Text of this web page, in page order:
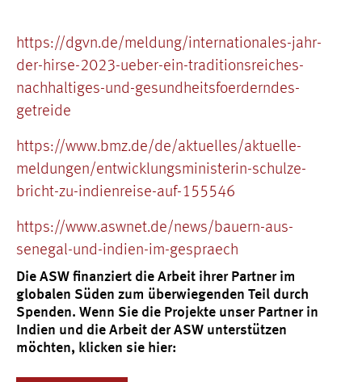
https://dgvn.de/meldung/internationales-jahr-
der-hirse-2023-ueber-ein-traditionsreiches-
nachhaltiges-und-gesundheitsfoerderndes-
getreide
https://www.bmz.de/de/aktuelles/aktuelle-
meldungen/entwicklungsministerin-schulze-
bricht-zu-indienreise-auf-155546
https://www.aswnet.de/news/bauern-aus-
senegal-und-indien-im-gespraech
Die ASW finanziert die Arbeit ihrer Partner im
globalen Süden zum überwiegenden Teil durch
Spenden. Wenn Sie die Projekte unser Partner in
Indien und die Arbeit der ASW unterstützen
möchten, klicken sie hier: